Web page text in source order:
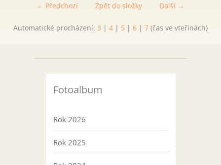
← Předchozí Další →
Zpět do složky
Automatické procházení: 3 | 4 | 5 | 6 | 7 (čas ve vteřinách)
Fotoalbum
Rok 2026
Rok 2025